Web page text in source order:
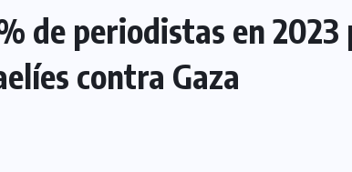
de periodistas en
contra Gaza
INTERNACIONAL